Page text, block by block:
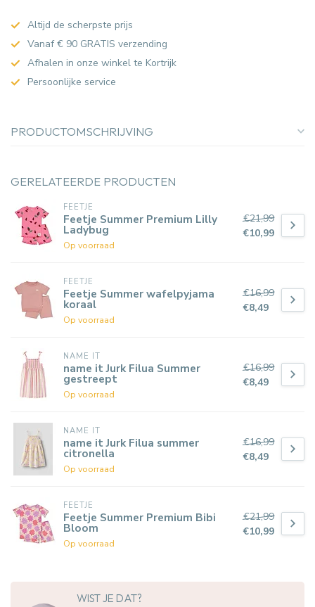
Altijd de scherpste prijs
Vanaf € 90 GRATIS verzending
Afhalen in onze winkel te Kortrijk
Persoonlijke service
PRODUCTOMSCHRIJVING
GERELATEERDE PRODUCTEN
FEETJE
Feetje Summer Premium Lilly
Ladybug
Op voorraad
€21,99
€10,99
FEETJE
Feetje Summer wafelpyjama
koraal
Op voorraad
€16,99
€8,49
NAME IT
name it Jurk Filua Summer
gestreept
Op voorraad
€16,99
€8,49
NAME IT
name it Jurk Filua summer
citronella
Op voorraad
€16,99
€8,49
FEETJE
Feetje Summer Premium Bibi
Bloom
Op voorraad
€21,99
€10,99
WIST JE DAT?